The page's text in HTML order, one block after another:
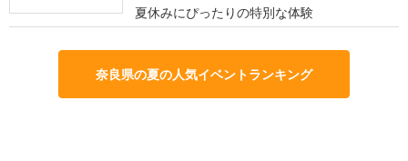
夏休みにぴったりの特別な体験
奈良県の夏の人気イベントランキング